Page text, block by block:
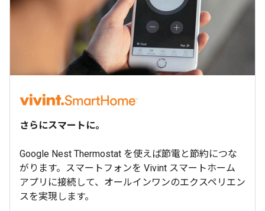
さらにスマートに。
Google Nest Thermostat を使えば節電と節約につな
がります。スマートフォンを Vivint スマートホーム
アプリに接続して、オールインワンのエクスペリエン
スを実現します。